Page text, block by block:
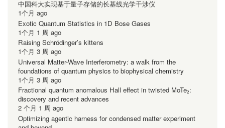
中国科大实现基于量子存储的长基线光学干涉仪
1个月 ago
Exotic Quantum Statistics in 1D Bose Gases
1个月 1 周 ago
Raising Schrödinger’s kittens
1个月 3 周 ago
Universal Matter-Wave Interferometry: a walk from the
foundations of quantum physics to biophysical chemistry
1个月 3 周 ago
Fractional quantum anomalous Hall effect in twisted MoTe₂:
discovery and recent advances
2 个月 1 周 ago
Optimizing agentic harness for condensed matter experiment